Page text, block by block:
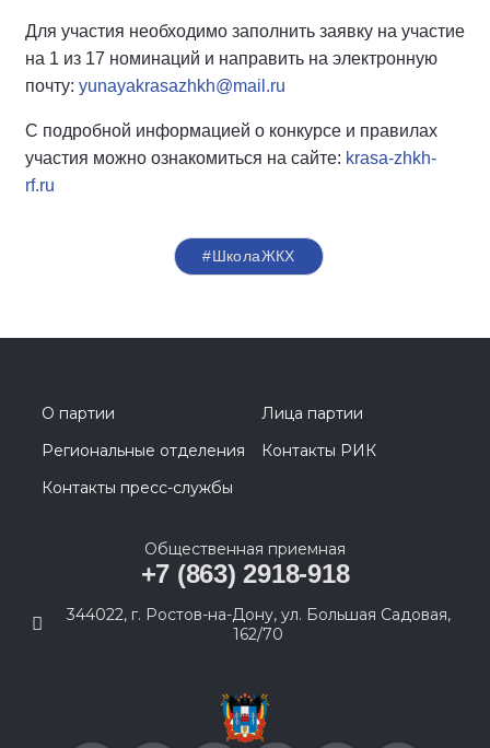
Для участия необходимо заполнить заявку на участие
на 1 из 17 номинаций и направить на электронную
почту: yunayakrasazhkh@mail.ru
С подробной информацией о конкурсе и правилах
участия можно ознакомиться на сайте: krasa-zhkh-
rf.ru
#ШколаЖКХ
О партии
Лица партии
Региональные отделения
Контакты РИК
Контакты пресс-службы
Общественная приемная
+7 (863) 2918-918
344022, г. Ростов-на-Дону, ул. Большая Садовая,
162/70